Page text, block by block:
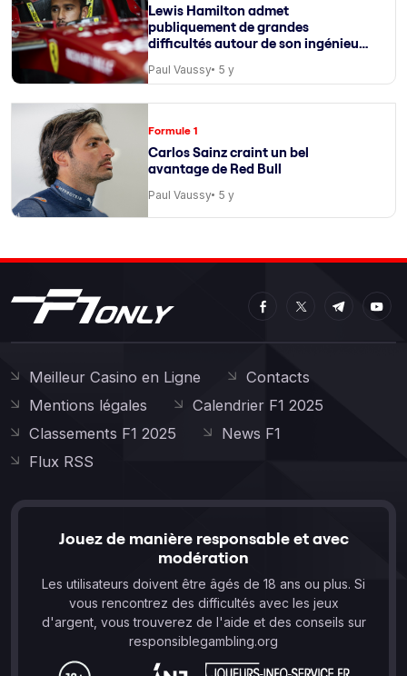
Lewis Hamilton admet
publiquement de grandes
difficultés autour de son ingénieur
Paul Vaussy 5 y
Formule 1
Carlos Sainz craint un bel
avantage de Red Bull
Paul Vaussy 5 y
Meilleur Casino en Ligne
Contacts
Mentions légales
Calendrier F1 2025
Classements F1 2025
News F1
Flux RSS
Jouez de manière responsable et avec
modération
Les utilisateurs doivent être âgés de 18 ans ou plus. Si
vous rencontrez des difficultés avec les jeux
d'argent, vous trouverez de l'aide et des conseils sur
responsiblegambling.org